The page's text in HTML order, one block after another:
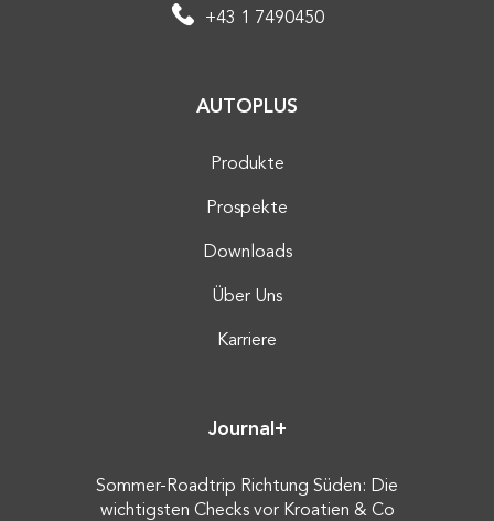
+43 1 7490450
AUTOPLUS
Produkte
Prospekte
Downloads
Über Uns
Karriere
Journal+
Sommer-Roadtrip Richtung Süden: Die
wichtigsten Checks vor Kroatien & Co